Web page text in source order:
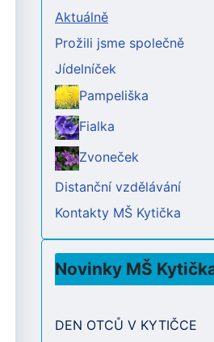
Aktuálně
Prožili jsme společně
Jídelníček
Pampeliška
Fialka
Zvoneček
Distanční vzdělávání
Kontakty MŠ Kytička
Novinky MŠ
DEN OTCŮ V KYTIČCE